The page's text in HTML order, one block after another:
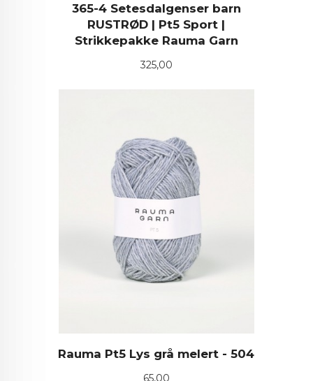
365-4 Setesdalgenser barn
RUSTRØD | Pt5 Sport |
Strikkepakke Rauma Garn
Pris
325,00
Rauma Pt5 Lys grå melert - 504
Pris
65,00